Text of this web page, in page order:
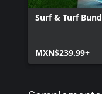
Surf & Turf
MXN$239.99+